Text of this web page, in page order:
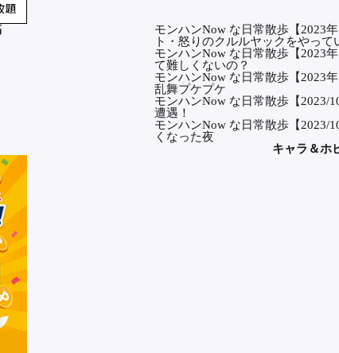
モンハンNow な日常散歩【2023
ト・怒りのクルルヤックをやって
モンハンNow な日常散歩【2023
て難しくないの？
モンハンNow な日常散歩【2023
乱舞プケプケ
モンハンNow な日常散歩【2023/
遭遇！
モンハンNow な日常散歩【2023/
くなった夜
キャラ＆ホ